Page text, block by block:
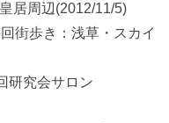
居周辺(2012/11/5)
街歩き：浅草・スカイ
研究会サロン